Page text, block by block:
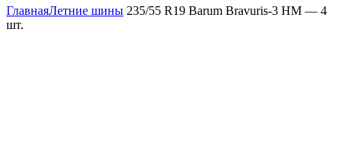
ГлавнаяЛетние шины 235/55 R19 Barum Bravuris-3 HM — 4
шт.